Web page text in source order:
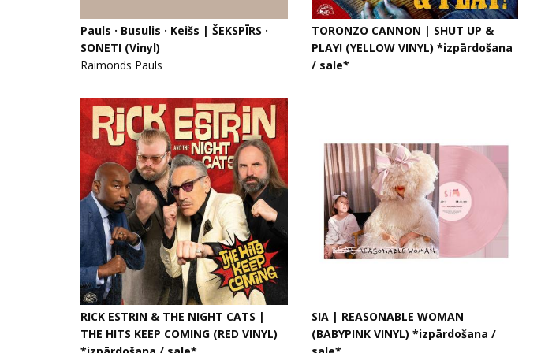
Pauls · Busulis · Keišs | ŠEKSPĪRS ·
SONETI (Vinyl)
Raimonds Pauls
TORONZO CANNON | SHUT UP &
PLAY! (YELLOW VINYL) *izpārdošana
/ sale*
RICK ESTRIN & THE NIGHT CATS |
THE HITS KEEP COMING (RED VINYL)
SIA | REASONABLE WOMAN
(BABYPINK VINYL) *izpārdošana /